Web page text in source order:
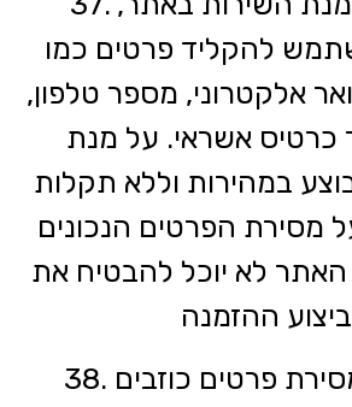
להקליד פרטים כמו
אלקטרוני, מספר טלפון,
כרטיס אשראי. על מנת
במהירות וללא תקלות
מסירת הפרטים הנכונים
לא יוכל להבטיח את
38. יודגש, כי מסירת פרטים כוזבים